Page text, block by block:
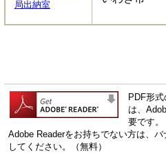
局出納室
PDF形
は、
要です。
Adobe Readerをお持ちでない方は、
してください。（無料）